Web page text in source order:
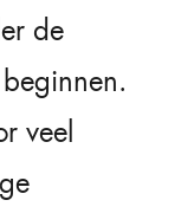
de
veel